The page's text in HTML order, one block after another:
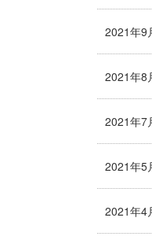
2021年9
2021年8
2021年7
2021年5
2021年4